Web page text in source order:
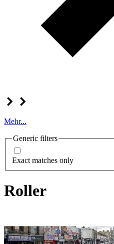
Mehr...
Generic filters
Exact matches only
Roller